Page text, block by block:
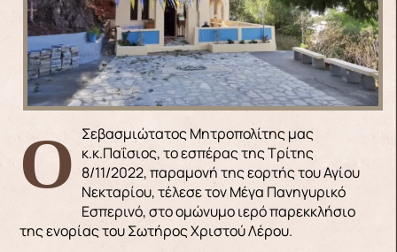
Ο Σεβασμιώτατος Μητροπολίτης μας κ.κ.Παΐσιος, το εσπέρας της Τρίτης
8/11/2022, παραμονή της εορτής του Αγίου
Νεκταρίου, τέλεσε τον Μέγα Πανηγυρικό
Εσπερινό, στο ομώνυμο ιερό παρεκκλήσιο
της ενορίας του Σωτήρος Χριστού Λέρου.